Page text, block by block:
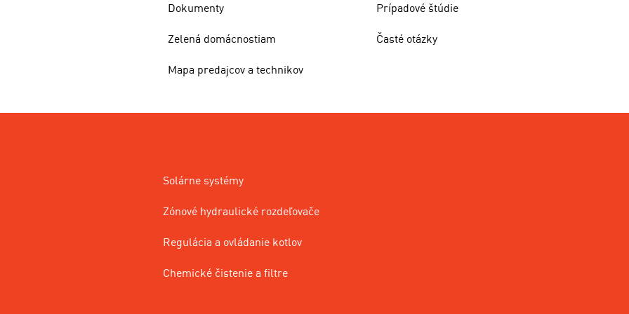
Dokumenty
Zelená domácnostiam
Mapa predajcov a technikov
Prípadové štúdie
Časté otázky
Solárne systémy
Zónové hydraulické rozdeľovače
Regulácia a ovládanie kotlov
Chemické čistenie a filtre